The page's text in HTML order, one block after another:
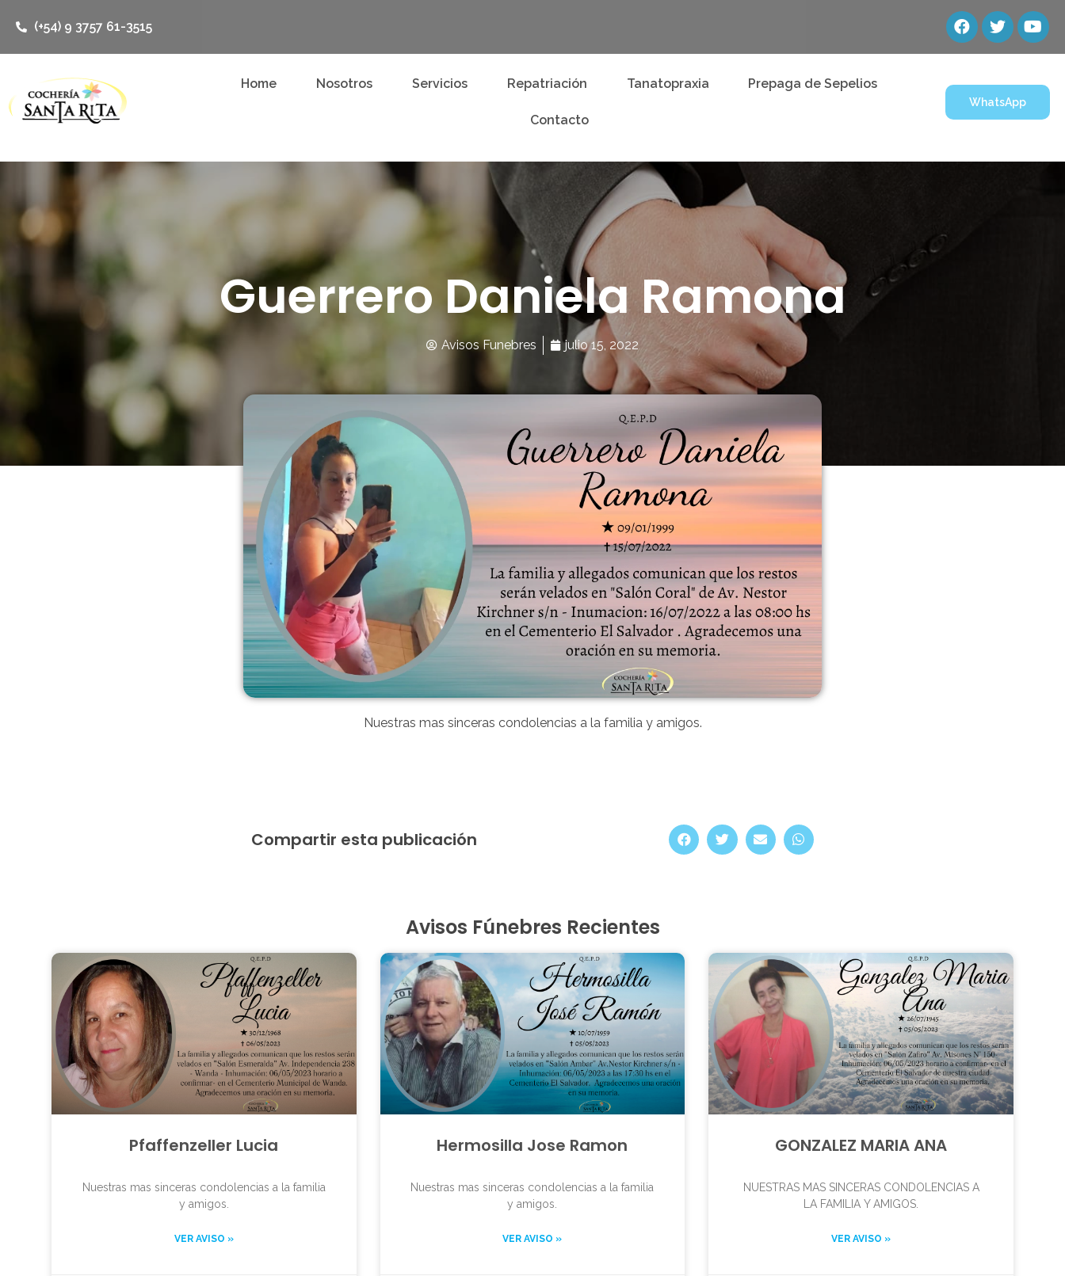
(+54) 9 3757 61-3515
Home Nosotros Servicios Repatriación Tanatopraxia Prepaga de Sepelios
Contacto
WhatsApp
Guerrero Daniela Ramona
Avisos Funebres julio 15, 2022
Nuestras mas sinceras condolencias a la familia y amigos.
Compartir esta publicación
Avisos Fúnebres Recientes
Pfaffenzeller Lucia
Nuestras mas sinceras condolencias a la familia
y amigos.
VER AVISO »
Hermosilla Jose Ramon
Nuestras mas sinceras condolencias a la familia
y amigos.
VER AVISO »
GONZALEZ MARIA ANA
NUESTRAS MAS SINCERAS CONDOLENCIAS A
LA FAMILIA Y AMIGOS.
VER AVISO »